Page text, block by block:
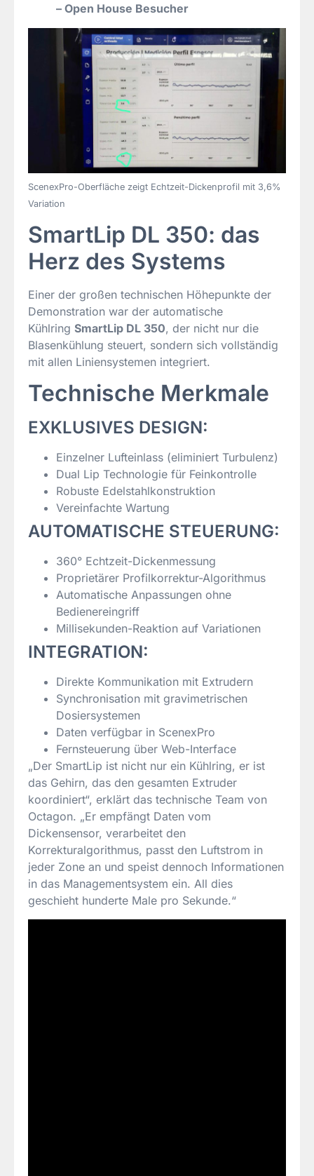
– Open House Besucher
ScenexPro-Oberfläche zeigt Echtzeit-Dickenprofil mit 3,6%
Variation
SmartLip DL 350: das
Herz des Systems
Einer der großen technischen Höhepunkte der
Demonstration war der automatische
Kühlring SmartLip DL 350, der nicht nur die
Blasenkühlung steuert, sondern sich vollständig
mit allen Liniensystemen integriert.
Technische Merkmale
EXKLUSIVES DESIGN:
Einzelner Lufteinlass (eliminiert Turbulenz)
Dual Lip Technologie für Feinkontrolle
Robuste Edelstahlkonstruktion
Vereinfachte Wartung
AUTOMATISCHE STEUERUNG:
360° Echtzeit-Dickenmessung
Proprietärer Profilkorrektur-Algorithmus
Automatische Anpassungen ohne
Bedienereingriff
Millisekunden-Reaktion auf Variationen
INTEGRATION:
Direkte Kommunikation mit Extrudern
Synchronisation mit gravimetrischen
Dosiersystemen
Daten verfügbar in ScenexPro
Fernsteuerung über Web-Interface
„Der SmartLip ist nicht nur ein Kühlring, er ist
das Gehirn, das den gesamten Extruder
koordiniert“, erklärt das technische Team von
Octagon. „Er empfängt Daten vom
Dickensensor, verarbeitet den
Korrekturalgorithmus, passt den Luftstrom in
jeder Zone an und speist dennoch Informationen
in das Managementsystem ein. All dies
geschieht hunderte Male pro Sekunde.“